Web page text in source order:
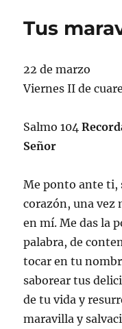
Tus
22 de marzo
Viernes II de
Salmo 104
Señor
Me ponto ante ti,
corazón, una vez
en mí. Me das la
palabra, de
tocar en tu
saborear tus
de tu vida y
maravilla y